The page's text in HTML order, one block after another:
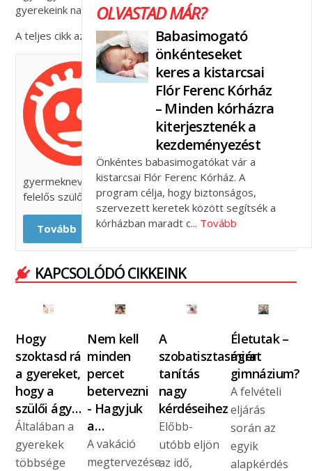
gyerekeink nagyon csekély örömére.
A teljes cikk az
AnyuSzív blogonolvasható.
FELELŐS SZÜLŐK
ISKOLÁJA
A Felelős Szülők Iskolája 2010
óta működő aktív szakmai és
civil közösség, mely keretén
belül az ideális
gyermeknevelésre, az „elég jól” működő családra és a
felelős szülői attitűdre keressük a válaszokat.
Tovább
KAPCSOLÓDÓ CIKKEINK
Hogy
szoktasd rá
a gyereket,
hogy a
szülői ágy…
Általában a
gyerekek
többsége
Nem kell
minden
percet
betervezni
- Hagyjuk
a…
A vakáció
megtervezése
A
szobatisztaságra
tanítás
nagy
kérdéseihez
Előbb-
utóbb eljön
az idő,
Életutak –
miért
gimnázium?
A felvételi
eljárás
során az
egyik
alapkérdés
OLVASTAD MÁR?
Babasimogató
önkénteseket
keres a kistarcsai
Flór Ferenc Kórház
– Minden kórházra
kiterjesztenék a
kezdeményezést
Önkéntes babasimogatókat vár a
kistarcsai Flór Ferenc Kórház. A
program célja, hogy biztonságos,
szervezett keretek között segítsék a
kórházban maradt c... Tovább